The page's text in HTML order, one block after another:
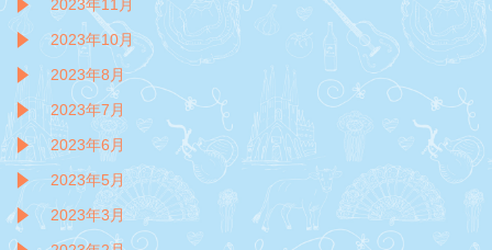
2023年11月
2023年10月
2023年8月
2023年7月
2023年6月
2023年5月
2023年3月